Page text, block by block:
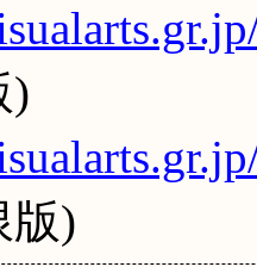
)
版)